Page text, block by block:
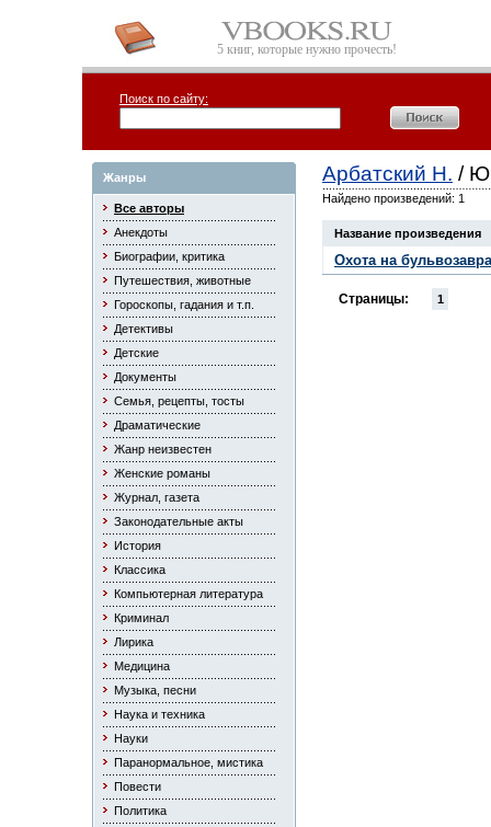
5 книг, которые нужно прочесть!
Поиск по сайту:
Жанры
Все авторы
Анекдоты
Биографии, критика
Путешествия, животные
Гороскопы, гадания и т.п.
Детективы
Детские
Документы
Семья, рецепты, тосты
Драматические
Жанр неизвестен
Женские романы
Журнал, газета
Законодательные акты
История
Классика
Компьютерная литература
Криминал
Лирика
Медицина
Музыка, песни
Наука и техника
Науки
Паранормальное, мистика
Повести
Политика
Арбатский Н. /
Найдено произведений: 1
Название произведения
Охота на
Страницы: 1